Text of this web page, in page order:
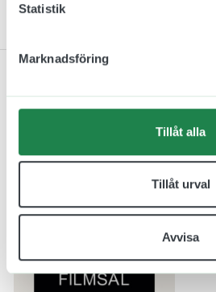
Statistik
Marknadsföring
Tillåt alla
Tillåt urval
Avvisa
Relaterade produkter